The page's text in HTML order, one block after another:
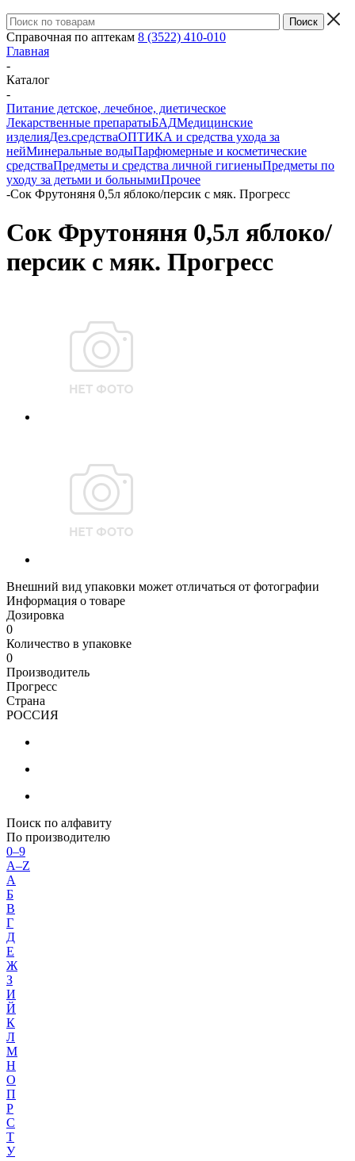
Справочная по аптекам 8 (3522) 410-010
Главная
-
Каталог
-
Питание детское, лечебное, диетическое
Лекарственные препаратыБАДМедицинские
изделияДез.средстваОПТИКА и средства ухода за
нейМинеральные водыПарфюмерные и косметические
средстваПредметы и средства личной гигиеныПредметы по
уходу за детьми и больнымиПрочее
-Сок Фрутоняня 0,5л яблоко/персик с мяк. Прогресс
Сок Фрутоняня 0,5л яблоко/
персик с мяк. Прогресс
Внешний вид упаковки может отличаться от фотографии
Информация о товаре
Дозировка
0
Количество в упаковке
0
Производитель
Прогресс
Страна
РОССИЯ
Поиск по алфавиту
По производителю
0–9
A–Z
А
Б
В
Г
Д
Е
Ж
З
И
Й
К
Л
М
Н
О
П
Р
С
Т
У